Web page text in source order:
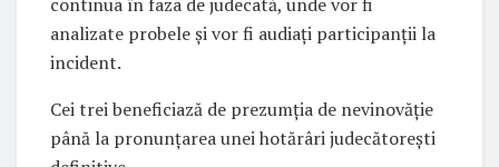
analizate probele și vor fi audiați participanții la
incident.
Cei trei beneficiază de prezumția de nevinovăție
până la pronunțarea unei hotărâri judecătorești